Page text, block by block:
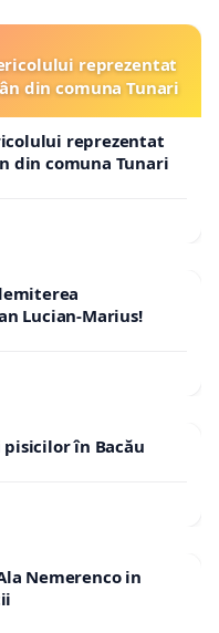
reprezentat
din comuna Tunari
reprezentat
din comuna Tunari
Lucian-Marius!
în Bacău
Nemerenco in